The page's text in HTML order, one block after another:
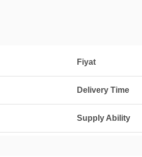
Fiyat
Delivery Time
Supply Ability